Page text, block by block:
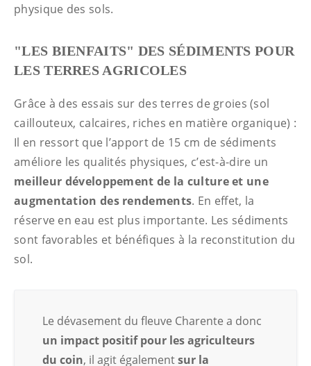
physique des sols.
"LES BIENFAITS" DES SÉDIMENTS POUR
LES TERRES AGRICOLES
Grâce à des essais sur des terres de groies (sol
caillouteux, calcaires, riches en matière organique) :
Il en ressort que l’apport de 15 cm de sédiments
améliore les qualités physiques, c’est-à-dire un
meilleur développement de la culture et une
augmentation des rendements. En effet, la
réserve en eau est plus importante. Les sédiments
sont favorables et bénéfiques à la reconstitution du
sol.
Le dévasement du fleuve Charente a donc
un impact positif pour les agriculteurs
du coin, il agit égalementsur la